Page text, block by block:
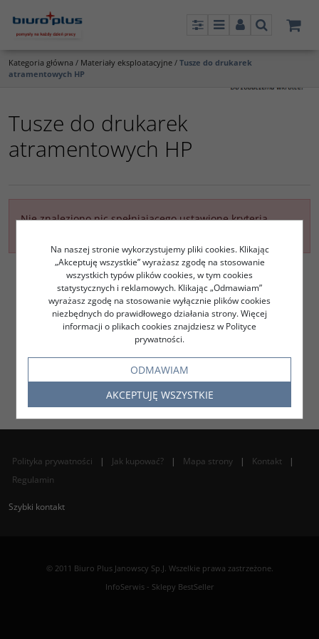
PanelMenuPanelSzukaj
Kategoria główna / Materiały eksploatacyjne / Tusze do drukarek
atramentowych HP
Tusze do drukarek
atramentowych HP
Nie znaleziono nic spełniającego ustawione kryteria
Polityka prywatności | Jak kupować? | Mapa strony | Kontakt
|
Regulamin
Szybki kontakt
© 2011 Biuro Plus Janowscy Sp.J. Wszelkie prawa zastrzeżone.
InfoSerwis- Sklepy BestSeller
Na naszej stronie wykorzystujemy pliki cookies. Klikając
„Akceptuję wszystkie” wyrażasz zgodę na stosowanie
wszystkich typów plików cookies, w tym cookies
statystycznych i reklamowych. Klikając „Odmawiam”
wyrażasz zgodę na stosowanie wyłącznie plików cookies
niezbędnych do prawidłowego działania strony. Więcej
informacji o plikach cookies znajdziesz w Polityce
prywatności.
ODMAWIAM
AKCEPTUJĘ WSZYSTKIE